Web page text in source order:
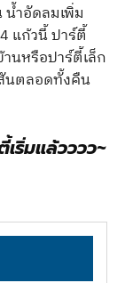
น้ำอัดลมเพิ่ม
แก้วนี้ ปาร์ตี้
นหรือปาร์ตี้เล็ก
นตลอดทั้งคืน
ริ่มแล้วววว~